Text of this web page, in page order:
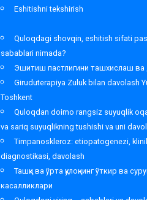
Eshitishni tekshirish
Quloqdagi shovqin, eshitish sifati
sabablari nimada?
Эшитиш пастлигини ташхислаш
Giruduterapiya Zuluk bilan davolash
Toshkent
Quloqdan doimo rangsiz suyuqlik
va sariq suyuqlikning tushishi va uni
Timpanoskleroz: etiopatogenezi,
diagnostikasi, davolash
Ташқи ва ўрта қулоқнинг ўткир ва
касалликлари